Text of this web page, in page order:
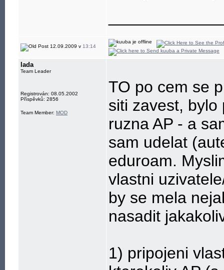
12.09.2009 v 13:14
lada
Team Leader
Registrován: 08.05.2002
Příspěvků: 2856
Team Member: MOD
TO po cem se
siti zavest, bylo
ruzna AP - a
sam udelat
eduroam.
vlastni
by se mela
nasadit
1) pripojeni